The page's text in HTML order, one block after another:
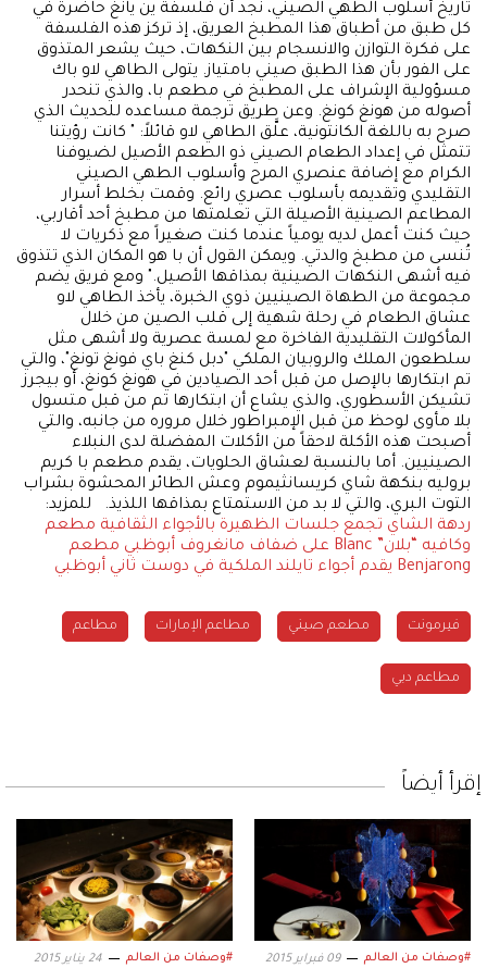
تاريخ أسلوب الطهي الصيني، نجد أن فلسفة ين يانغ حاضرة في
كل طبق من أطباق هذا المطبخ العريق، إذ تركز هذه الفلسفة
على فكرة التوازن والانسجام بين النكهات، حيث يشعر المتذوق
على الفور بأن هذا الطبق صيني بامتياز. يتولى الطاهي لاو باك
مسؤولية الإشراف على المطبخ في مطعم با، والذي تنحدر
أصوله من هونغ كونغ. وعن طريق ترجمة مساعده للحديث الذي
صرح به باللغة الكانتونية، علَّق الطاهي لاو قائلاً: " كانت رؤيتنا
تتمثل في إعداد الطعام الصيني ذو الطعم الأصيل لضيوفنا
الكرام مع إضافة عنصري المرح وأسلوب الطهي الصيني
التقليدي وتقديمه بأسلوب عصري رائع. وقمت بخلط أسرار
المطاعم الصينية الأصيلة التي تعلمتها من مطبخ أحد أقاربي،
حيث كنت أعمل لديه يومياً عندما كنت صغيراً مع ذكريات لا
تُنسى من مطبخ والدتي. ويمكن القول أن با هو المكان الذي تتذوق
فيه أشهى النكهات الصينية بمذاقها الأصيل." ومع فريق يضم
مجموعة من الطهاة الصينيين ذوي الخبرة، يأخذ الطاهي لاو
عشاق الطعام في رحلة شهية إلى قلب الصين من خلال
المأكولات التقليدية الفاخرة مع لمسة عصرية ولا أشهى مثل
سلطعون الملك والروبيان الملكي "دبل كنغ باي فونغ تونغ"، والتي
تم ابتكارها بالإصل من قبل أحد الصيادين في هونغ كونغ، أو بيجرز
تشيكن الأسطوري، والذي يشاع أن ابتكارها تم من قبل متسول
بلا مأوى لوحظ من قبل الإمبراطور خلال مروره من جانبه، والتي
أصبحت هذه الأكلة لاحقاً من الأكلات المفضلة لدى النبلاء
الصينيين. أما بالنسبة لعشاق الحلويات، يقدم مطعم با كريم
بروليه بنكهة شاي كريسانثيموم وعش الطائر المحشوة بشراب
التوت البري، والتي لا بد من الاستمتاع بمذاقها اللذيذ. للمزيد:
ردهة الشاي تجمع جلسات الظهيرة بالأجواء الثقافية مطعم
وكافيه “بلان” Blanc على ضفاف مانغروف أبوظبي
مطعم
Benjarong يقدم أجواء تايلند الملكية في دوست ثاني أبوظبي
فيرمونت مطعم صيني مطاعم الإمارات مطاعم
مطاعم دبي
إقرأ أيضاً
#وصفات من العالم 09 فبراير 2015 #وصفات من العالم 24 يناير 2015